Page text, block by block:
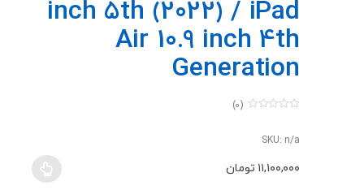
inch 5th (2022) / iPad
Air 10.9 inch 4th
Generation
u
f
(0)
SKU: n/a
۱۱,۱۰۰,۰۰۰ تومان